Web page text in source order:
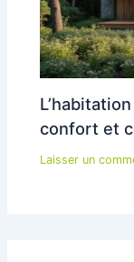
confort et
Laisser un